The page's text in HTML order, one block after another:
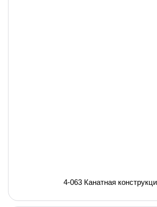
4-063 Канатная